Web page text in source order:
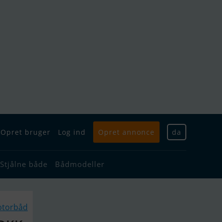
Opret bruger Log ind Opret annonce da
Stjålne både Bådmodeller